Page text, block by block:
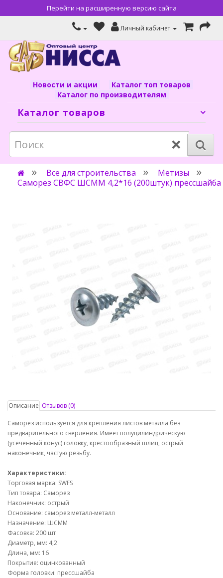
Перейти на расширенную версию сайта
Личный кабинет
Новости и акции
Каталог топ товаров
Каталог по производителям
Каталог товаров
×
Все для строительства
Метизы
Саморез СВФС ШСММ 4,2*16 (200штук) прессшайба
Описание Отзывов (0)
Саморез используется для крепления листов металла без
предварительного сверления. Имеет полуцилиндрическую
(усеченный конус) головку, крестообразный шлиц, острый
наконечник, частую резьбу.
Характеристики:
Торговая марка: SWFS
Тип товара: Саморез
Наконечник: острый
Основание: саморез металл-металл
Назначение: ШСММ
Фасовка: 200 шт
Диаметр, мм: 4,2
Длина, мм: 16
Покрытие: оцинкованный
Форма головки: прессшайба